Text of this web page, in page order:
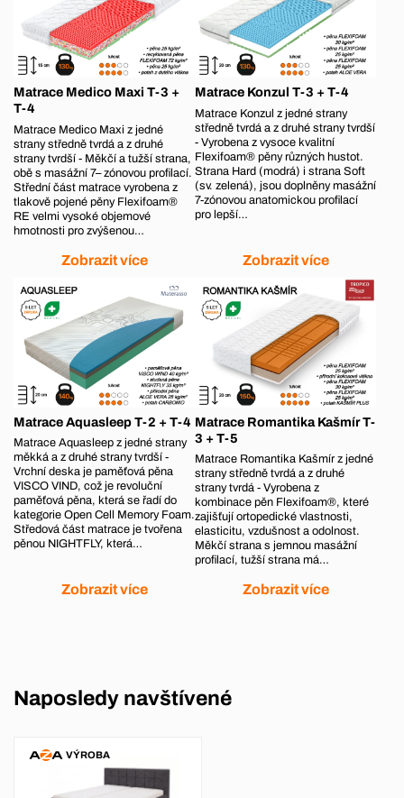
Matrace Medico Maxi T-3 +
T-4
Matrace Medico Maxi z jedné
strany středně tvrdá a z druhé
strany tvrdší - Měkčí a tužší strana,
obě s masážní 7– zónovou profilací.
Střední část matrace vyrobena z
tlakově pojené pěny Flexifoam®
RE velmi vysoké objemové
hmotnosti pro zvýšenou…
Zobrazit více
Matrace Konzul T-3 + T-4
Matrace Konzul z jedné strany
středně tvrdá a z druhé strany tvrdší
- Vyrobena z vysoce kvalitní
Flexifoam® pěny různých hustot.
Strana Hard (modrá) i strana Soft
(sv. zelená), jsou doplněny masážní
7-zónovou anatomickou profilací
pro lepší…
Zobrazit více
Matrace Aquasleep T-2 + T-4
Matrace Aquasleep z jedné strany
měkká a z druhé strany tvrdší -
Vrchní deska je paměťová pěna
VISCO VIND, což je revoluční
paměťová pěna, která se řadí do
kategorie Open Cell Memory Foam.
Středová část matrace je tvořena
pěnou NIGHTFLY, která…
Zobrazit více
Matrace Romantika Kašmír T-
3 + T-5
Matrace Romantika Kašmír z jedné
strany středně tvrdá a z druhé
strany tvrdá - Vyrobena z
kombinace pěn Flexifoam®, které
zajišťují ortopedické vlastnosti,
elasticitu, vzdušnost a odolnost.
Měkčí strana s jemnou masážní
profilací, tužší strana má…
Zobrazit více
Naposledy navštívené
VÝROBA